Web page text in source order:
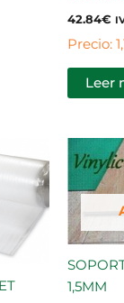
42.84€
Precio:
Leer
1,5MM